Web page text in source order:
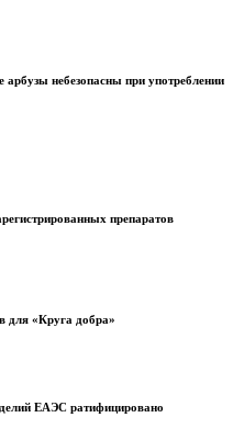
арбузы небезопасны при употреблении
препаратов
для «Круга добра»
ЕАЭС ратифицировано